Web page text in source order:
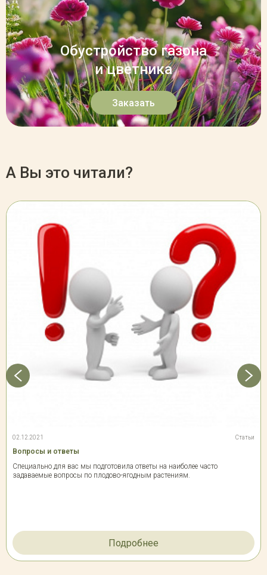
Обустройство газона
и цветника
Заказать
А Вы это читали?
02.12.2021 Статьи
Вопросы и ответы
Специально для вас мы подготовила ответы на наиболее часто
задаваемые вопросы по плодово-ягодным растениям.
Подробнее